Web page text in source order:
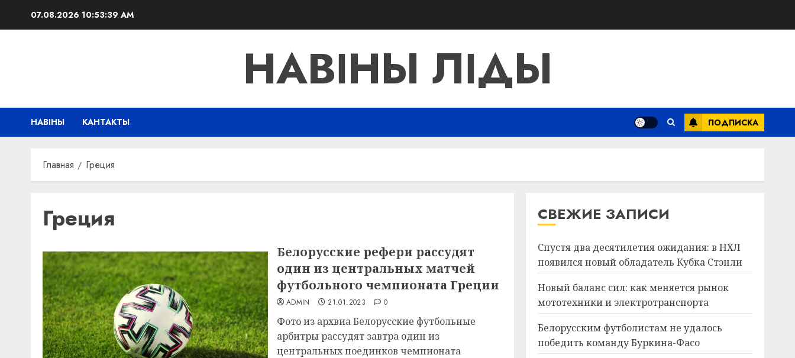
07.08.2026 10:53:40 AM
НАВІНЫ ЛІДЫ
НАВІНЫ КАНТАКТЫ ПОДПИСКА
Главная Греция
Греция
Белорусские рефери рассудят
один из центральных матчей
футбольного чемпионата Греции
ADMIN 21.01.2023 0
Фото из архвиа Белорусские футбольные
арбитры рассудят завтра один из
центральных поединков чемпионата
СВЕЖИЕ ЗАПИСИ
Спустя два десятилетия ожидания: в НХЛ
появился новый обладатель Кубка Стэнли
Новый баланс сил: как меняется рынок
мототехники и электротранспорта
Белорусским футболистам не удалось
победить команду Буркина-Фасо